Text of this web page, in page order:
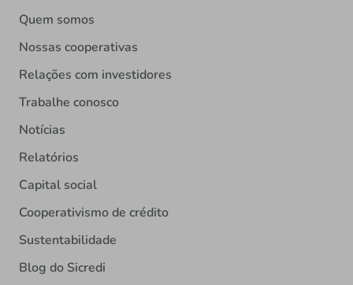
Quem somos
Nossas cooperativas
Relações com investidores
Trabalhe conosco
Notícias
Relatórios
Capital social
Cooperativismo de crédito
Sustentabilidade
Blog do Sicredi